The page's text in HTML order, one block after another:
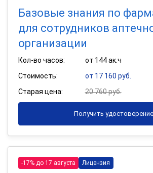
Базовые знания по
для сотрудников
организации
Кол-во часов:
от 144 ак.ч
Стоимость:
от 17 160 руб.
Старая цена:
20 760 руб.
Получить удостоверение
-17% до 17 августа Лицензия